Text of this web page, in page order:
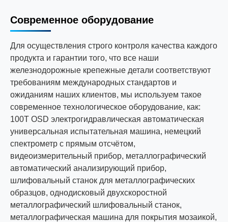
Современное оборудование
Для осуществления строго контроля качества каждого
продукта и гарантии того, что все наши
железнодорожные крепежные детали соответствуют
требованиям международных стандартов и
ожиданиям наших клиентов, мы используем такое
современное технологическое оборудование, как:
100T OSD электрогидравлическая автоматическая
универсальная испытательная машина, немецкий
спектрометр с прямым отсчётом,
видеоизмерительный прибор, металлографический
автоматический анализирующий прибор,
шлифовальный станок для металлографических
образцов, однодисковый двухскоростной
металлографический шлифовальный станок,
металлографическая машина для покрытия мозаикой,